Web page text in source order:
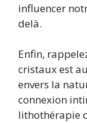
influencer
delà.
Enfin,
cristaux est
envers la
connexion
lithothérapie